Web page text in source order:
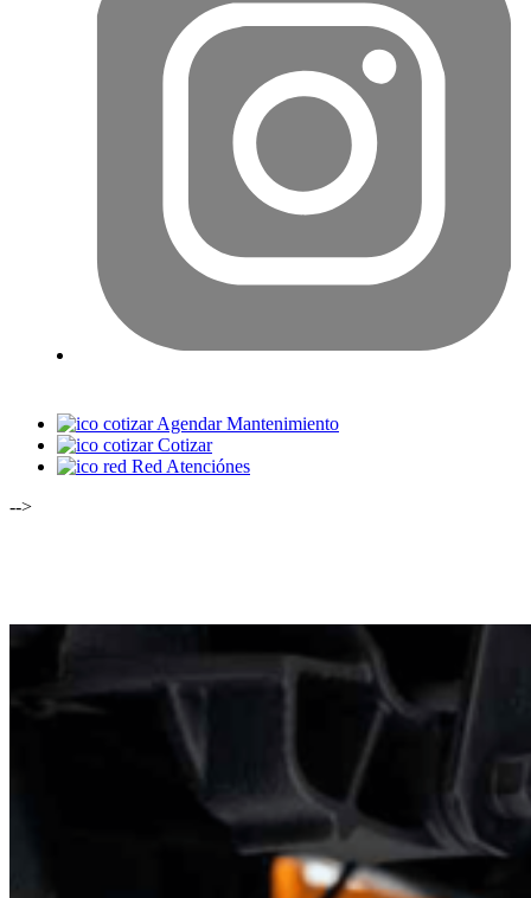
Agendar Mantenimiento
Cotizar
Red Atenciónes
-->